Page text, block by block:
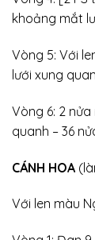
khoảng mắt
Vòng 5: Với
lưới xung
Vòng 6: 2
quanh – 36
CÁNH HOA
Với len màu